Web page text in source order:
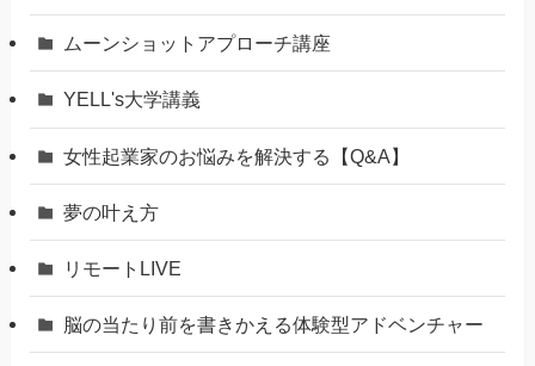
ムーンショットアプローチ講座
YELL's大学講義
女性起業家のお悩みを解決する【Q&A】
夢の叶え方
リモートLIVE
脳の当たり前を書きかえる体験型アドベンチャー